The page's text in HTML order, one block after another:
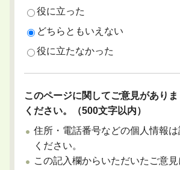
役に立った
どちらともいえない
役に立たなかった
このページに関してご意見があり
ください。（500文字以内）
住所・電話番号などの個人情報
ください。
この記入欄からいただいたご意